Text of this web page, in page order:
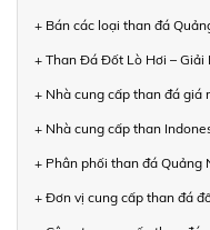
+ Bán các loại than đá
+ Than Đá Đốt Lò Hơi – Giải
+ Nhà cung cấp than đá giá
+ Nhà cung cấp than
+ Phân phối than đá Quảng
+ Đơn vị cung cấp than đá